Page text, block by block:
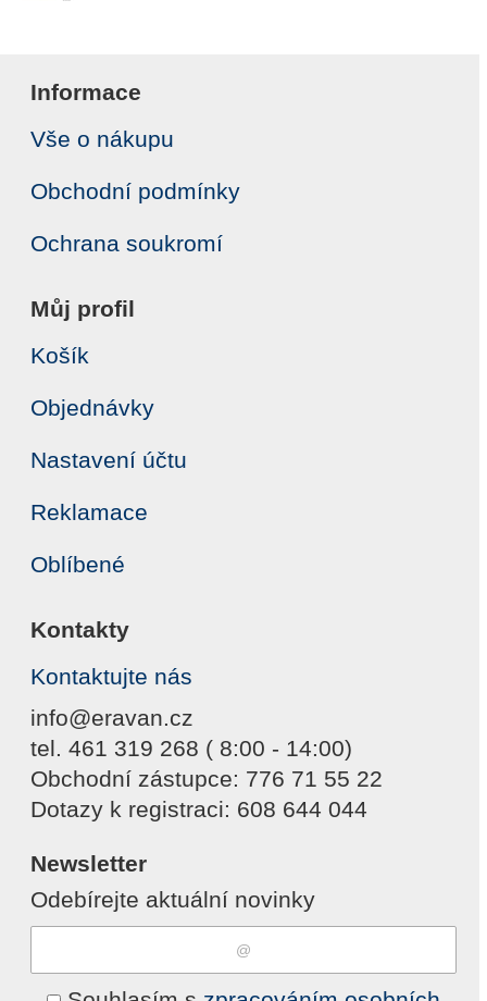
Informace
Vše o nákupu
Obchodní podmínky
Ochrana soukromí
Můj profil
Košík
Objednávky
Nastavení účtu
Reklamace
Oblíbené
Kontakty
Kontaktujte nás
info@eravan.cz
tel. 461 319 268 ( 8:00 - 14:00)
Obchodní zástupce: 776 71 55 22
Dotazy k registraci: 608 644 044
Newsletter
Odebírejte aktuální novinky